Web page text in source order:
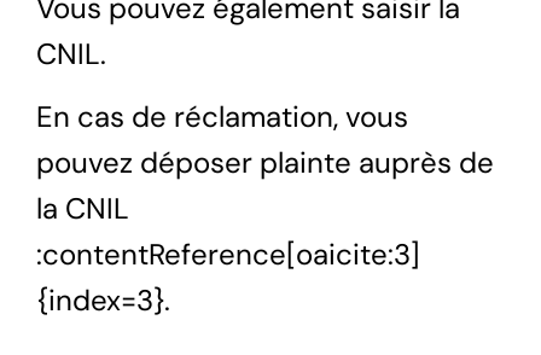
Vous pouvez également saisir la
CNIL.
En cas de réclamation, vous
pouvez déposer plainte auprès de
la CNIL
:contentReference[oaicite:3]
{index=3}.